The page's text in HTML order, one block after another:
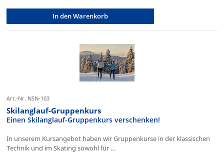
In den Warenkorb
Art.-Nr. NSN-103
Skilanglauf-Gruppenkurs
Einen Skilanglauf-Gruppenkurs verschenken!
In unserem Kursangebot haben wir Gruppenkurse in der klassischen
Technik und im Skating sowohl für ...